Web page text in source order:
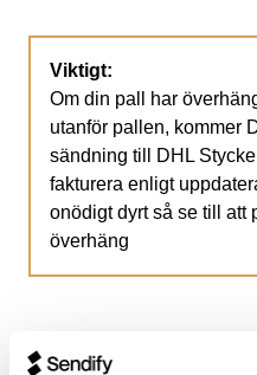
Viktigt:
Om din pall har
utanför pallen, kommer
sändning till DHL
fakturera enligt
onödigt dyrt så se till att
överhäng